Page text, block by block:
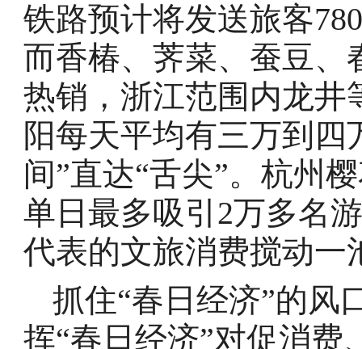
铁路预计将发送旅客
而香椿、荠菜、蚕豆、
热销，浙江范围内龙井
阳每天平均有三万到四
间”直达“舌尖”。杭州
单日最多吸引2万多名
代表的文旅消费搅动
抓住“春日经济”的风
挥“春日经济”对促消